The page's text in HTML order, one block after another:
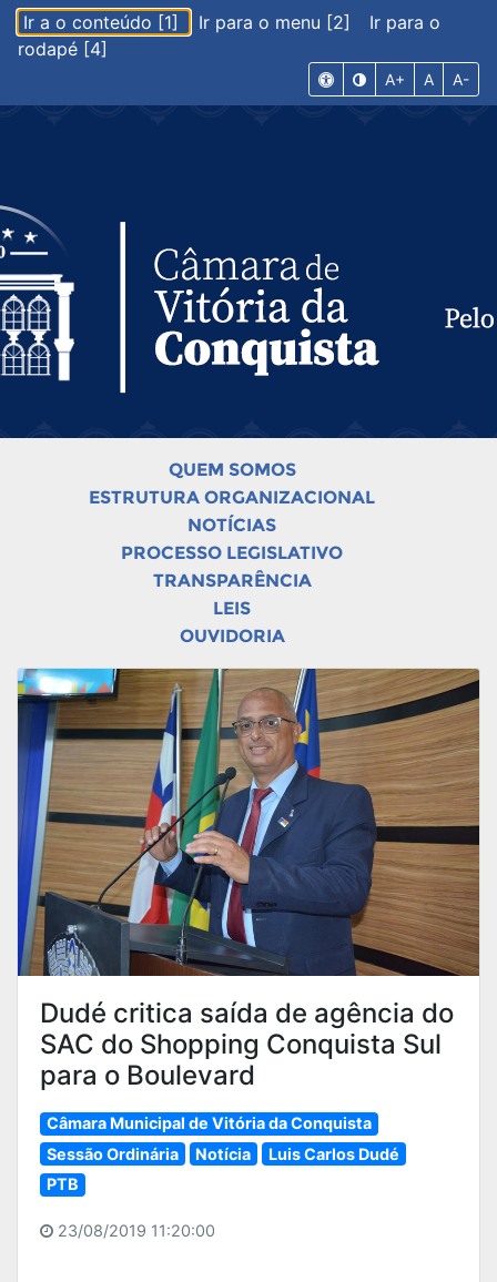
Ir a o conteúdo [1] Ir para o menu [2]
Ir para o
rodapé [4]
A+ A A-
QUEM SOMOS
ESTRUTURA ORGANIZACIONAL
NOTÍCIAS
PROCESSO LEGISLATIVO
TRANSPARÊNCIA
LEIS
OUVIDORIA
Dudé critica saída de agência do
SAC do Shopping Conquista Sul
para o Boulevard
Câmara Municipal de Vitória da Conquista
Sessão Ordinária
Notícia
Luis Carlos Dudé
PTB
23/08/2019 11:20:00